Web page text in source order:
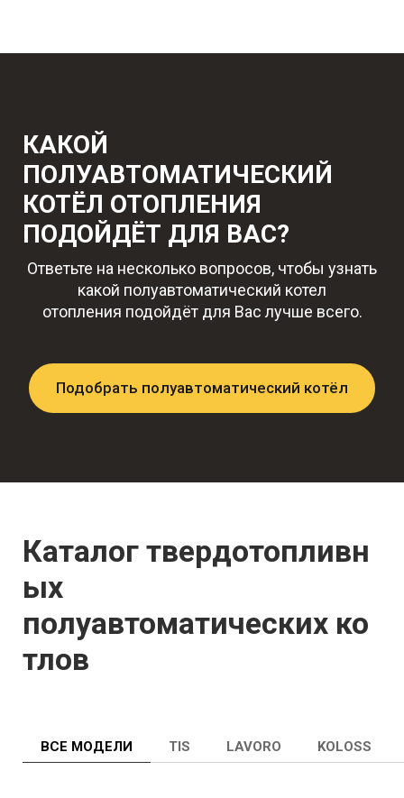
КАКОЙ
ПОЛУАВТОМАТИЧЕСКИЙ
КОТЁЛ ОТОПЛЕНИЯ
ПОДОЙДЁТ ДЛЯ ВАС?
Ответьте на несколько вопросов, чтобы узнать
какой полуавтоматический котел
отопления подойдёт для Вас лучше всего.
Подобрать полуавтоматический котёл
Каталог твердотопливн
ых
полуавтоматических ко
тлов
ВСЕ МОДЕЛИ TIS LAVORO KOLOSS